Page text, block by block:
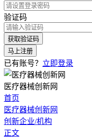
验证码
获取验证码
马上注册
已有账号？ 立即登录
医疗器械创新网
首页
医疗器械创新网
创新企业/机构
正文